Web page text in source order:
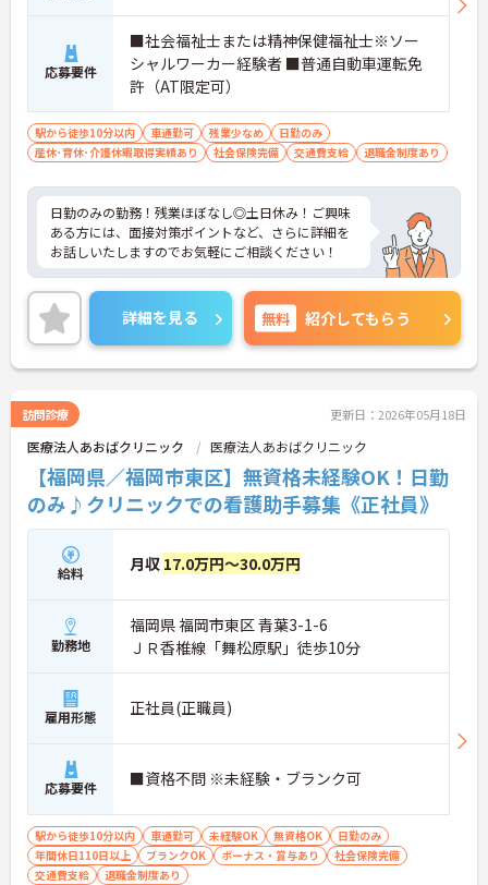
応募要件
■社会福祉士または精神保健福祉士※ソー
シャルワーカー経験者 ■普通自動車運転免
許（AT限定可）
駅から徒歩10分以内 車通勤可 残業少なめ
日勤のみ
産休･育休･介護休暇取得実績あり
社会保険完備 交通費支給 退職金制度あり
日勤のみの勤務！残業ほぼなし◎土日休み！ご興味
ある方には、面接対策ポイントなど、さらに詳細を
お話しいたしますのでお気軽にご相談ください！
詳細を見る 無料 紹介してもらう
訪問診療 更新日：2026年05月18日
医療法人あおばクリニック 医療法人あおばクリニック
【福岡県／福岡市東区】無資格未経験OK！日勤
のみ♪クリニックでの看護助手募集《正社員》
給料 月収 17.0万円～30.0万円
勤務地
福岡県 福岡市東区 青葉3-1-6
ＪＲ香椎線「舞松原駅」徒歩10分
雇用形態 正社員(正職員)
応募要件 ■資格不問 ※未経験・ブランク可
駅から徒歩10分以内 車通勤可 未経験OK 無資格OK
日勤のみ
年間休日110日以上
ブランクOK ボーナス・賞与あり
社会保険完備
交通費支給
退職金制度あり